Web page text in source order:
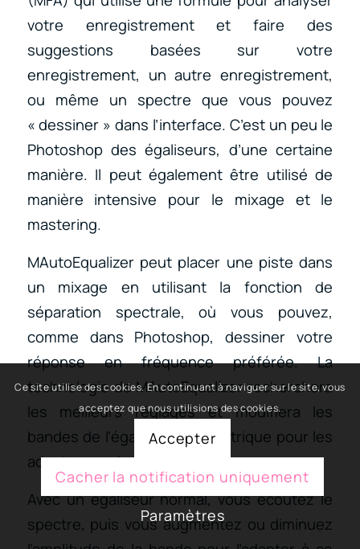
votre enregistrement et faire des
suggestions basées sur votre
enregistrement, un autre enregistrement,
ou même un spectre que vous pouvez
« dessiner » dans l’interface. C’est un peu le
Photoshop des égaliseurs, d’une certaine
manière. Il peut également être utilisé de
manière intensive pour le mixage et le
mastering.
MAutoEqualizer peut placer une piste dans
un mixage en utilisant la fonction de
séparation spectrale, où vous pouvez,
comme dans Photoshop, dessiner votre
réponse en fréquence préférée. La
technologie de MAutoEqualizer recherchera
les meilleurs réglages et modifiera les
bandes de l’égaliseur paramétrique pour les
adapter au mieux.
Avec un égaliseur normal, vous écoutez le
spectre, puis vous augmentez ou diminuez
Ce site utilise des cookies. En continuant à naviguer sur le site, vous
acceptez que nous utilisions des cookies.
Accepter
Cacher la notification uniquement
Paramètres